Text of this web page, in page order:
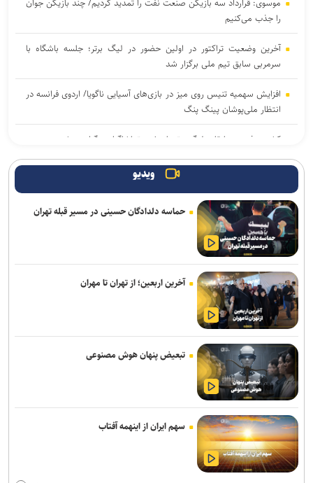
موسوی: قرارداد سه بازیکن صنعت نفت را تمدید کردیم/ چند بازیکن جوان
را جذب می‌کنیم
آخرین وضعیت تراکتور در اولین حضور در لیگ برتر؛ جلسه باشگاه با
سرمربی سابق تیم ملی برگزار شد
افزایش سهمیه تنیس روی میز در بازی‌های آسیایی ناگویا/ اردوی فرانسه در
انتظار ملی‌پوشان پینگ پنگ
کشوری فرد: مسابقات لیگ برتر با حضور تماشاگران برگزار می‌شود
جزئیات حضور واسعی در سپاهان
آقاجانپور به صنعت نفت پیوست
لغو دیدار دوستانه با پرسپولیس/ فجری‌ها به مصاف تیم ملی جوانان
می‌روند
کاراته آسیای میانه| پایان کار تیم ملی با کسب ۱۹ مدال رنگارنگ
گلایه رضاییان از مدیریت استقلال: به‌جای اولتیماتوم یک تماس می‌گرفتید
فریادشیران: اخبارمربوط به خواهرخواندگی کذب است/ تنها مجوز مدرسه
فوتبال صادر کرده‌ایم
روشن: تا زمانی که فوتبال استقلال سامان نگیرد، توسعه سایر رشته ها
اولویت ندارد/ باید به بختیاری زاده کمک شود
بخشی: فرجی مدالی با ارزش‌تر از مسابقات جهانی گرفت/ او می‌تواند در
بازی‌های آسیایی و المپیک بدرخشد
تمدید قرارداد نژاد مهدی با شمس آذر
ویدیو
حماسه دلدادگان حسینی در مسیر قبله تهران
آخرین اربعین؛ از تهران تا مهران
تبعیض پنهان هوش مصنوعی
سهم ایران از اینهمه آفتاب